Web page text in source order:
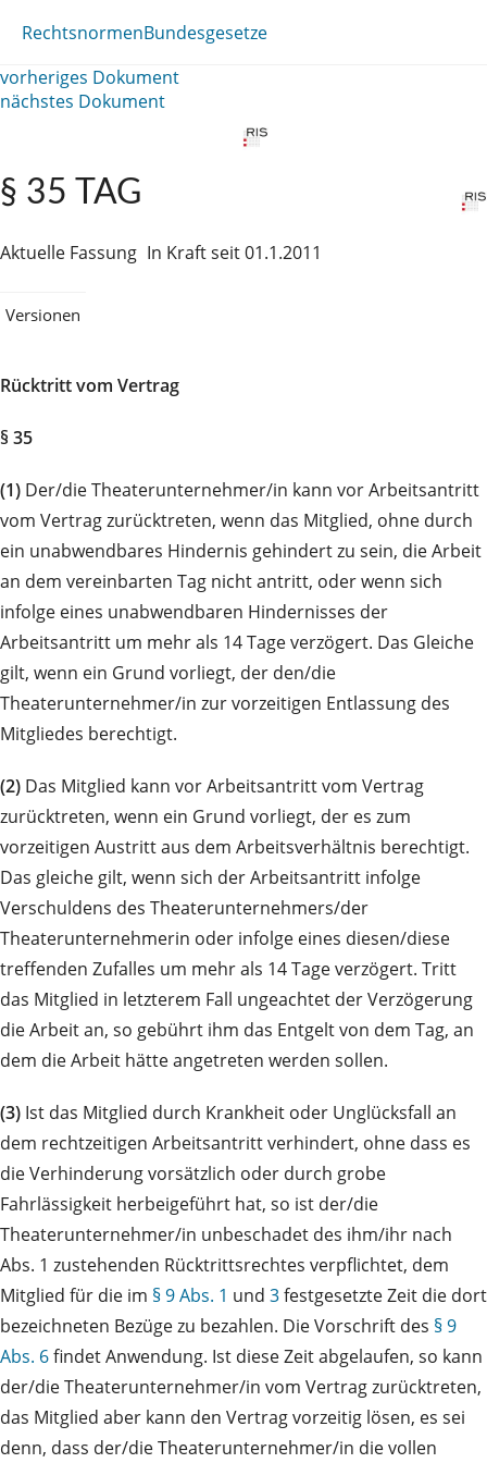
RechtsnormenBundesgesetze
vorheriges Dokument
nächstes Dokument
§ 35 TAG
Aktuelle Fassung In Kraft seit 01.1.2011
Versionen
Rücktritt vom Vertrag
§ 35
(1) Der/die Theaterunternehmer/in kann vor Arbeitsantritt
vom Vertrag zurücktreten, wenn das Mitglied, ohne durch
ein unabwendbares Hindernis gehindert zu sein, die Arbeit
an dem vereinbarten Tag nicht antritt, oder wenn sich
infolge eines unabwendbaren Hindernisses der
Arbeitsantritt um mehr als 14 Tage verzögert. Das Gleiche
gilt, wenn ein Grund vorliegt, der den/die
Theaterunternehmer/in zur vorzeitigen Entlassung des
Mitgliedes berechtigt.
(2) Das Mitglied kann vor Arbeitsantritt vom Vertrag
zurücktreten, wenn ein Grund vorliegt, der es zum
vorzeitigen Austritt aus dem Arbeitsverhältnis berechtigt.
Das gleiche gilt, wenn sich der Arbeitsantritt infolge
Verschuldens des Theaterunternehmers/der
Theaterunternehmerin oder infolge eines diesen/diese
treffenden Zufalles um mehr als 14 Tage verzögert. Tritt
das Mitglied in letzterem Fall ungeachtet der Verzögerung
die Arbeit an, so gebührt ihm das Entgelt von dem Tag, an
dem die Arbeit hätte angetreten werden sollen.
(3) Ist das Mitglied durch Krankheit oder Unglücksfall an
dem rechtzeitigen Arbeitsantritt verhindert, ohne dass es
die Verhinderung vorsätzlich oder durch grobe
Fahrlässigkeit herbeigeführt hat, so ist der/die
Theaterunternehmer/in unbeschadet des ihm/ihr nach
Abs. 1 zustehenden Rücktrittsrechtes verpflichtet, dem
Mitglied für die im § 9 Abs. 1 und 3festgesetzte Zeit die dort
bezeichneten Bezüge zu bezahlen. Die Vorschrift des § 9
Abs. 6findet Anwendung. Ist diese Zeit abgelaufen, so kann
der/die Theaterunternehmer/in vom Vertrag zurücktreten,
das Mitglied aber kann den Vertrag vorzeitig lösen, es sei
denn, dass der/die Theaterunternehmer/in die vollen